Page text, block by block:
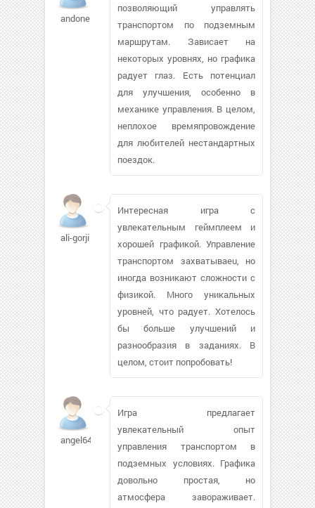
andone
позволяющий управлять
транспортом по подземным
маршрутам. Зависает на
некоторых уровнях, но графика
радует глаз. Есть потенциал
для улучшения, особенно в
механике управления. В целом,
неплохое времяпровождение
для любителей нестандартных
поездок.
ali-gorji
Интересная игра с
увлекательным геймплеем и
хорошей графикой. Управление
транспортом захватываeu, но
иногда возникают сложности с
физикой. Много уникальных
уровней, что радует. Хотелось
бы больше улучшений и
разнообразия в заданиях. В
целом, стоит попробовать!
angel64973
Игра предлагает
увлекательный опыт
управления транспортом в
подземных условиях. Графика
довольно простая, но
атмосфера завораживает.